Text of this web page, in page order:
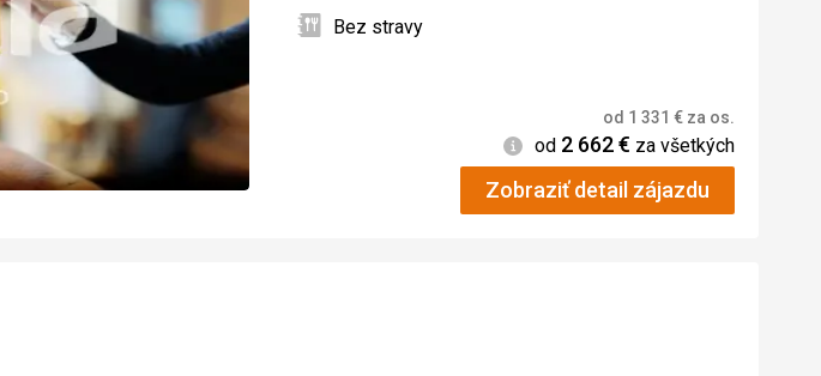
Bez stravy
od 1 331 € za os.
Informácie
od 2 662€ za všetkých
Zobraziť detail zájazdu